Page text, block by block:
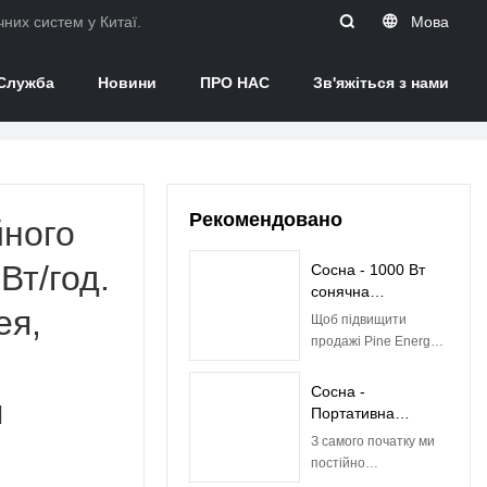
систем у Китаї. Мова
Новини ПРО НАС
Зв'яжіться з нами
год.
Рекомендовано
Сосна - 1000 Вт
сонячна
енергосистема
Електростанція
Портативна
електростанція
Відкритий кемпінг
Літієва батарея
Щоб підвищити
продажі Pine Energy
підвищити нашу
популярність на
суворо виконуємо
маркетингові
Сосна -
Портативна
електростанція
Аварійна домашня
З самого початку ми
постійно